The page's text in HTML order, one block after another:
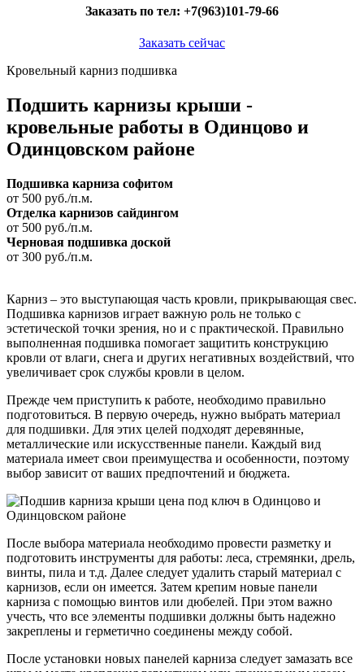
Заказать по тел: +7(963)101-79-66
Заказать сейчас
Кровельный карниз подшивка
Подшить карнизы крыши -
кровельные работы в Одинцово и
Одинцовском районе
Подшивка карниза софитом
от 500 руб./п.м.
Отделка карнизов сайдингом
от 500 руб./п.м.
Черновая подшивка доской
от 300 руб./п.м.
Карниз – это выступающая часть кровли, прикрывающая свес.
Подшивка карнизов играет важную роль не только с
эстетической точки зрения, но и с практической. Правильно
выполненная подшивка помогает защитить конструкцию
кровли от влаги, снега и других негативных воздействий, что
увеличивает срок службы кровли в целом.
Прежде чем приступить к работе, необходимо правильно
подготовиться. В первую очередь, нужно выбрать материал
для подшивки. Для этих целей подходят деревянные,
металлические или искусственные панели. Каждый вид
материала имеет свои преимущества и особенности, поэтому
выбор зависит от ваших предпочтений и бюджета.
После выбора материала необходимо провести разметку и
подготовить инструменты для работы: леса, стремянки, дрель,
винты, пила и т.д. Далее следует удалить старый материал с
карнизов, если он имеется. Затем крепим новые панели
карниза с помощью винтов или дюбелей. При этом важно
учесть, что все элементы подшивки должны быть надежно
закреплены и герметично соединены между собой.
После установки новых панелей карниза следует замазать все